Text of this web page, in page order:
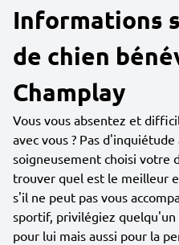
Informations
de chien
Champlay
Vous vous absentez et
avec vous ? Pas
soigneusement choisi votre
trouver quel est le meilleur
s'il ne peut pas vous
sportif, privilégiez
pour lui mais aussi pour la